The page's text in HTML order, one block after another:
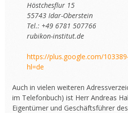
Höstchesflur 15
55743 Idar-Oberstein
Tel.: +49 6781 507766
rubikon-institut.de
https://plus.google.com/
hl=de
Auch in vielen weiteren
im Telefonbuch) ist Herr Andreas
Eigentümer und Geschäftsführer